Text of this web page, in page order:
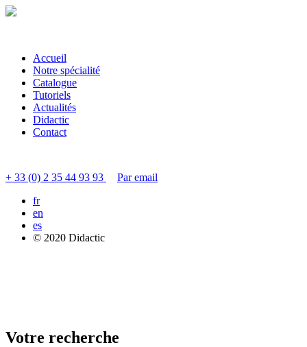
Accueil
Notre spécialité
Catalogue
Tutoriels
Actualités
Didactic
Contact
+ 33 (0) 2 35 44 93 93
Par email
fr
en
es
© 2020 Didactic
Votre recherche